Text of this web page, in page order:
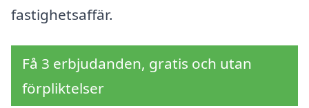
fastighetsaffär.
Få 3 erbjudanden, gratis och utan
förpliktelser